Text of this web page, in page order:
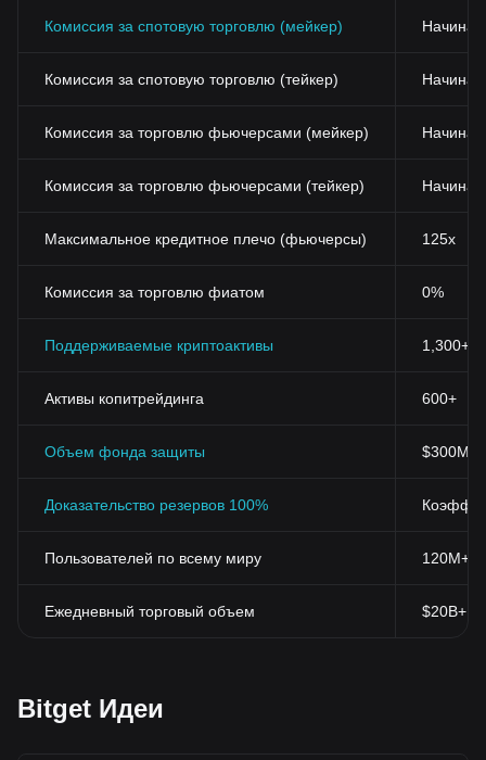
Комиссия за спотовую торговлю (мейкер)
Комиссия за спотовую торговлю (тейкер)
Комиссия за торговлю фьючерсами (мейкер)
Комиссия за торговлю фьючерсами (тейкер)
Максимальное кредитное плечо (фьючерсы) 125x
Комиссия за торговлю фиатом 0%
Поддерживаемые криптоактивы 1,300+
Активы копитрейдинга 600+
Объем фонда защиты $300M+
Доказательство резервов 100%
Пользователей по всему миру 120M+
Ежедневный торговый объем $20B+
Bitget Идеи